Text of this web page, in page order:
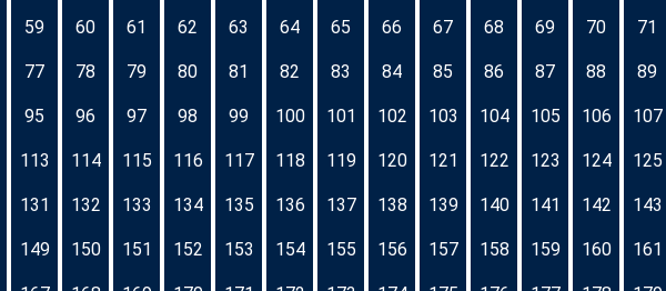
59 60 61 62 63 64 65 66 67 68 69 70 71
77 78 79 80 81 82 83 84 85 86 87 88 89
95 96 97 98 99 100 101 102 103 104 105 106 107
113 114 115 116 117 118 119 120 121 122 123 124 125
131 132 133 134 135 136 137 138 139 140 141 142 143
149 150 151 152 153 154 155 156 157 158 159 160 161